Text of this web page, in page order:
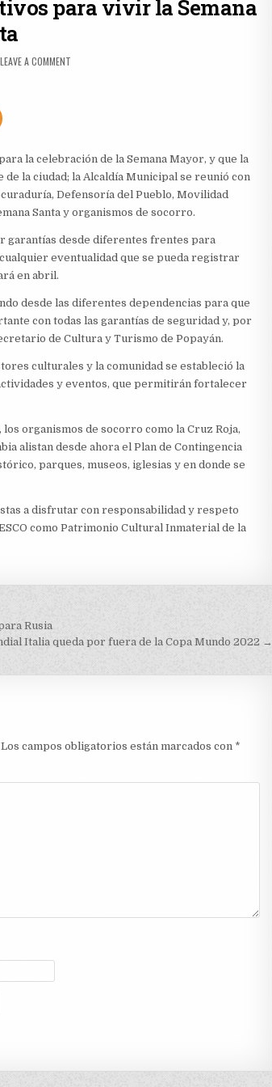
para vivir la Semana
LEAVE A COMMENT
LA
SEMANA
SANTA
la celebración de la Semana Mayor, y que la
la ciudad; la Alcaldía Municipal se reunió con
Defensoría del Pueblo, Movilidad
Santa y organismos de socorro.
garantías desde diferentes frentes para
eventualidad que se pueda registrar
en abril.
desde las diferentes dependencias para que
con todas las garantías de seguridad y, por
de Cultura y Turismo de Popayán.
culturales y la comunidad se estableció la
y eventos, que permitirán fortalecer
organismos de socorro como la Cruz Roja,
alistan desde ahora el Plan de Contingencia
parques, museos, iglesias y en donde se
a disfrutar con responsabilidad y respeto
como Patrimonio Cultural Inmaterial de la
Rusia
Italia queda por fuera de la Copa Mundo 2022 →
Los campos obligatorios están marcados con *